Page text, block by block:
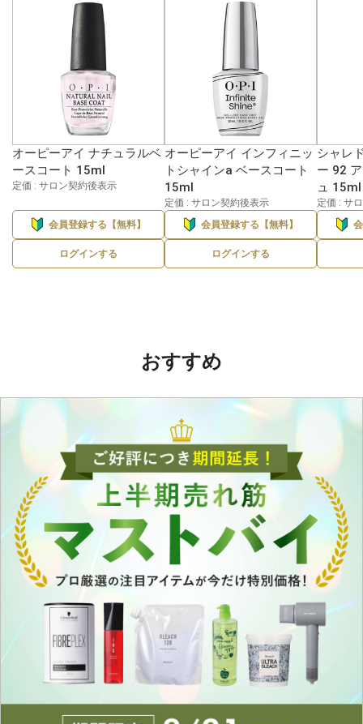
オーピーアイ ナチュラルベ
ースコート 15ml
定価 : サロン契約後表示
会員登録する【無料】
ログインする
オーピーアイ インフィニッ
トシャインa ベースコート
15ml
定価 : サロン契約後表示
会員登録する【無料】
ログインする
シャレ
ー 92
ュ 15ml
定価 : サ
おすすめ